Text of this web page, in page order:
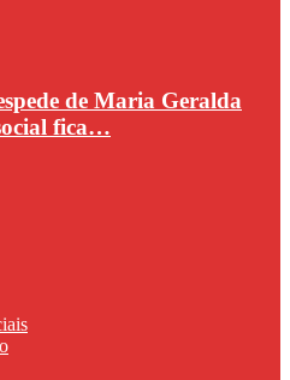
de Maria Geralda
fica…